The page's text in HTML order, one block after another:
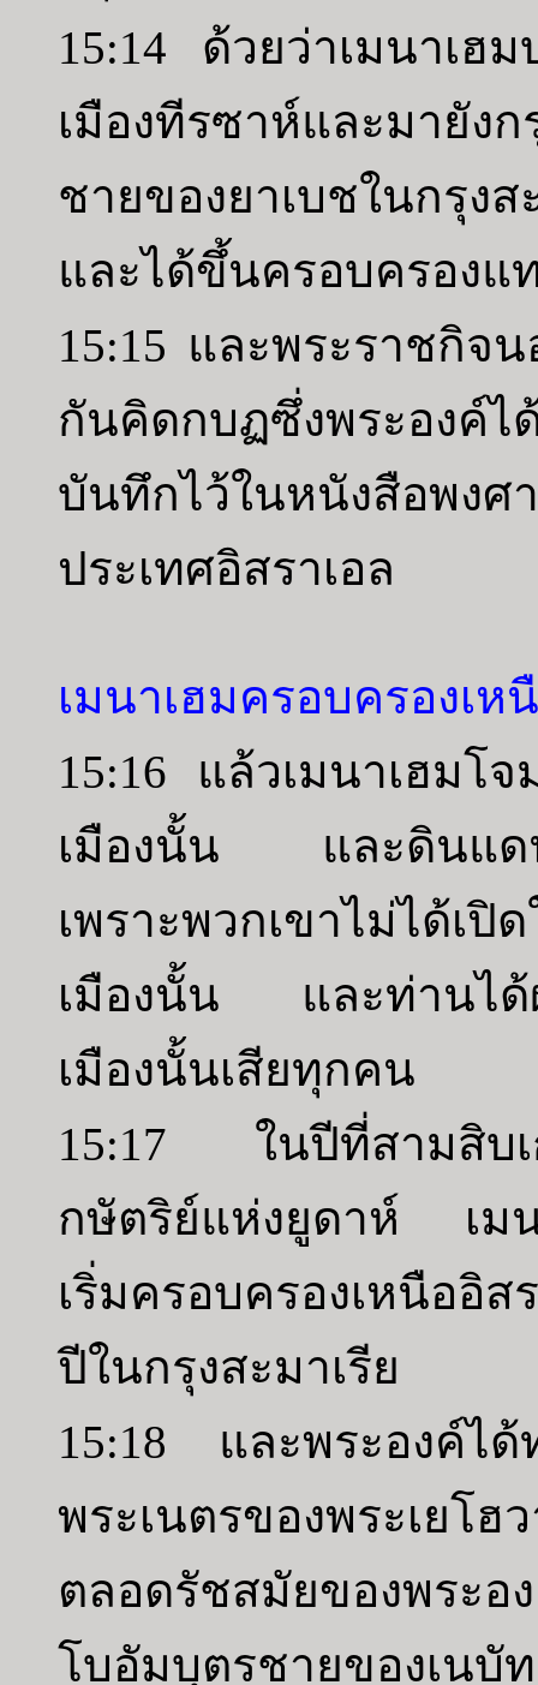
15:14 ด้วยว่าเมนาเฮ
เมืองทีรซาห์และมายัง
ชายของยาเบชในกรุง
และได้ขึ้นครอบครองแ
15:15 และพระราชกิจ
กันคิดกบฏซึ่งพระองค์
บันทึกไว้ในหนังสือพงศ
ประเทศอิสราเอล
เมนาเฮมครอบครองเห
15:16 แล้วเมนาเฮมโ
เมืองนั้น และดินแดน
เพราะพวกเขาไม่ได้เ
เมืองนั้น และท่านได้
เมืองนั้นเสียทุกคน
15:17 ในปีที่สามสิบเ
กษัตริย์แห่งยูดาห์ เมน
เริ่มครอบครองเหนืออิ
ปีในกรุงสะมาเรีย
15:18 และพระองค์ได้
พระเนตรของพระเยโ
ตลอดรัชสมัยของพระอ
โบอัมบุตรชายของเ